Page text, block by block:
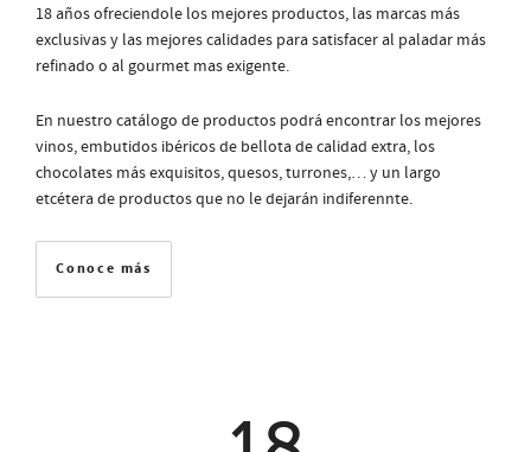
18 años ofreciendole los mejores productos, las marcas más
exclusivas y las mejores calidades para satisfacer al paladar más
refinado o al gourmet mas exigente.
En nuestro catálogo de productos podrá encontrar los mejores
vinos, embutidos ibéricos de bellota de calidad extra, los
chocolates más exquisitos, quesos, turrones,… y un largo
etcétera de productos que no le dejarán indiferennte.
Conoce más